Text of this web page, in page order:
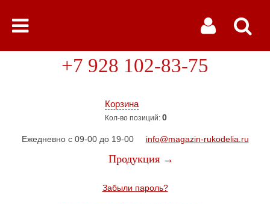
Корзина
Кол-во позиций: 0
+7 928 102-83-75
Ежедневно с 09-00 до 19-00 info@magazin-rukodelia.ru
Продукция →
Забыли пароль?